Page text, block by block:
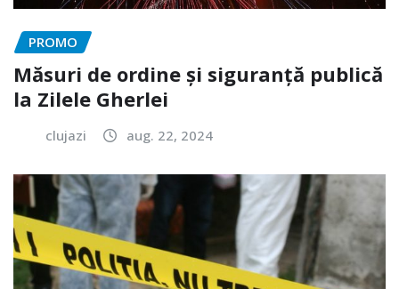
PROMO
Măsuri de ordine și siguranță publică
la Zilele Gherlei
clujazi aug. 22, 2024